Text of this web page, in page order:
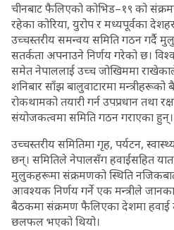
चीनबाट फैलिएको कोभिड–१९ को
रहेका कोरिया, युरोप र मध्यपूर्वका
उच्चस्तरीय समन्वय समिति गठन गर्दै
सतर्कता अपनाउने निर्णय गरेको छ।
समेत नेपाललाई उच्च जोखिममा
शनिबार साँझ बालुवाटारमा
रोकथामको तयारी गर्न उपप्रधान तथा
संयोजकत्वमा समिति गठन गराएका हुन्।
उच्चस्तरीय समितिमा गृह, पर्यटन,
छन्। समितिले नेपालसँग हवाईसहित
मुलुकहरूमा संक्रमणको स्थिति
आवश्यक निर्णय गर्ने एक मन्त्रीले
बैठकमा संक्रमण फैलिएका देशमा हवाई
छलफल भएको थियो।